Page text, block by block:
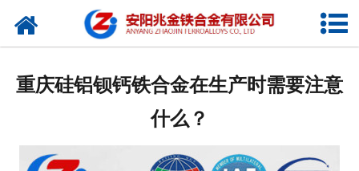
网站首页
重庆硅铝钡钙铁合金在生产时需要注意
什么？